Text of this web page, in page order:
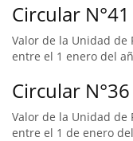
Circular
Valor de la Unidad de
entre el 1 enero del
Circular
Valor de la Unidad de
entre el 1 de enero